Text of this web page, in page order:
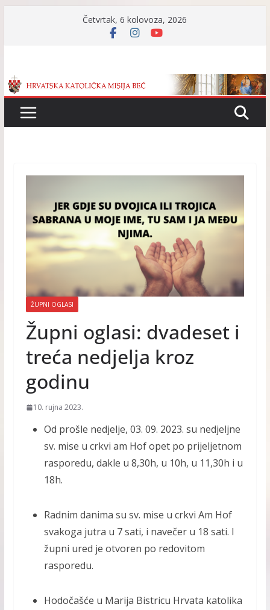
Četvrtak, 6 kolovoza, 2026
ŽUPNI OGLASI
Župni oglasi: dvadeset i
treća nedjelja kroz
godinu
10. rujna 2023.
Od prošle nedjelje, 03. 09. 2023. su nedjeljne
sv. mise u crkvi am Hof opet po prijeljetnom
rasporedu, dakle u 8,30h, u 10h, u 11,30h i u
18h.
Radnim danima su sv. mise u crkvi Am Hof
svakoga jutra u 7 sati, i navečer u 18 sati. I
župni ured je otvoren po redovitom
rasporedu.
Hodočašće u Marija Bistricu Hrvata katolika